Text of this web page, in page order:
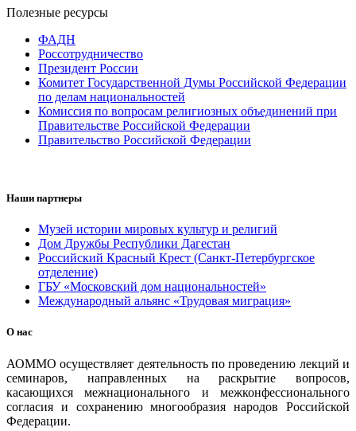
Полезные ресурсы
ФАДН
Россотрудничество
Президент России
Комитет Государственной Думы Российской Федерации
по делам национальностей
Комиссия по вопросам религиозных объединений при
Правительстве Российской Федерации
Правительство Российской Федерации
Наши партнеры
Музей истории мировых культур и религий
Дом Дружбы Республики Дагестан
Российский Красный Крест (Санкт-Петербургское
отделение)
ГБУ «Московский дом национальностей»
Международный альянс «Трудовая миграция»
О нас
АОММО осуществляет деятельность по проведению лекций и
семинаров, направленных на раскрытие вопросов,
касающихся межнационального и межконфессионального
согласия и сохранению многообразия народов Российской
Федерации.